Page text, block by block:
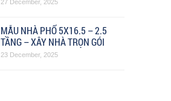
27 December, 2025
MẪU NHÀ PHỐ 5X16.5 – 2.5
TẦNG – XÂY NHÀ TRỌN GÓI
23 December, 2025